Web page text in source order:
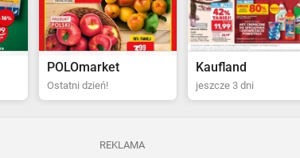
Kaufland
jeszcze 3 dni
Biedronka
Ostatni dzień!
REKLAMA